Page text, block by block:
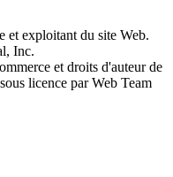
et exploitant du site Web.
Inc.
et droits d'auteur de
licence par Web Team